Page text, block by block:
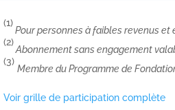
(1)
Pour personnes à faibles revenus et
(2)
Abonnement sans engagement
(3)
Membre du Programme de
Voir grille de participation complète